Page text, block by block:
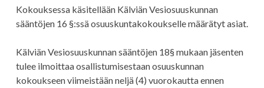
Kokouksessa käsitellään Kälviän Vesiosuuskunnan
sääntöjen 16 §:ssä osuuskuntakokoukselle määrätyt asiat.
Kälviän Vesiosuuskunnan sääntöjen 18§ mukaan jäsenten
tulee ilmoittaa osallistumisestaan osuuskunnan
kokoukseen viimeistään neljä (4) vuorokautta ennen